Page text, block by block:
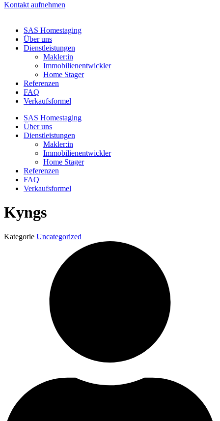
Kontakt aufnehmen
SAS Homestaging
Über uns
Dienstleistungen
Makler:in
Immobilienentwickler
Home Stager
Referenzen
FAQ
Verkaufsformel
SAS Homestaging
Über uns
Dienstleistungen
Makler:in
Immobilienentwickler
Home Stager
Referenzen
FAQ
Verkaufsformel
Kyngs
Kategorie Uncategorized